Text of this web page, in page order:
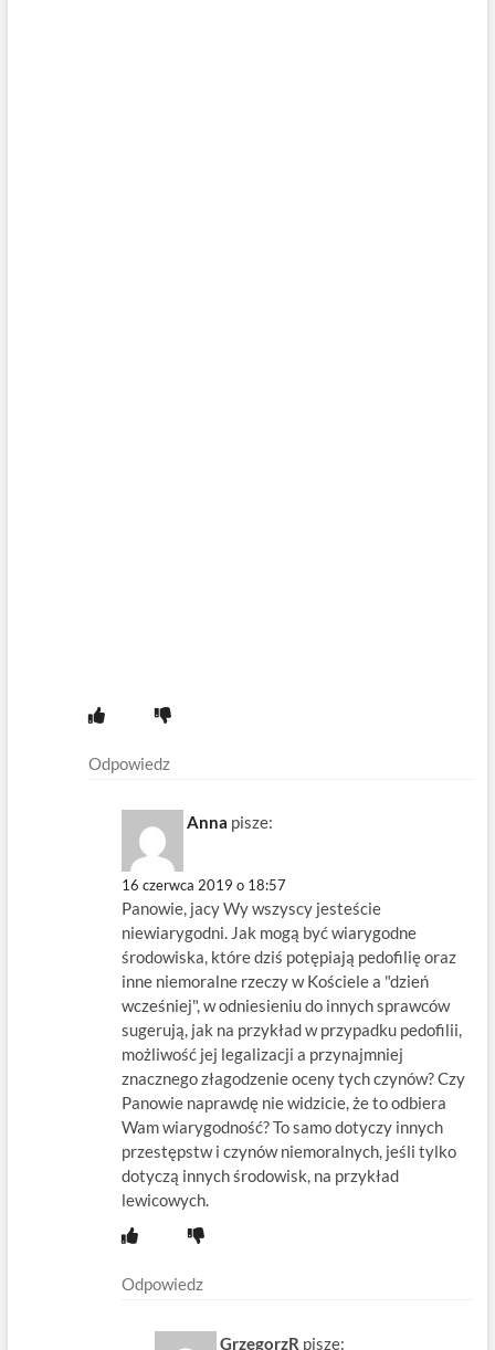
Odpowiedz
Anna pisze:
16 czerwca 2019 o 18:57
Panowie, jacy Wy wszyscy jesteście
niewiarygodni. Jak mogą być wiarygodne
środowiska, które dziś potępiają pedofilię oraz
inne niemoralne rzeczy w Kościele a "dzień
wcześniej", w odniesieniu do innych sprawców
sugerują, jak na przykład w przypadku pedofilii,
możliwość jej legalizacji a przynajmniej
znacznego złagodzenie oceny tych czynów? Czy
Panowie naprawdę nie widzicie, że to odbiera
Wam wiarygodność? To samo dotyczy innych
przestępstw i czynów niemoralnych, jeśli tylko
dotyczą innych środowisk, na przykład
lewicowych.
Odpowiedz
GrzegorzR pisze: